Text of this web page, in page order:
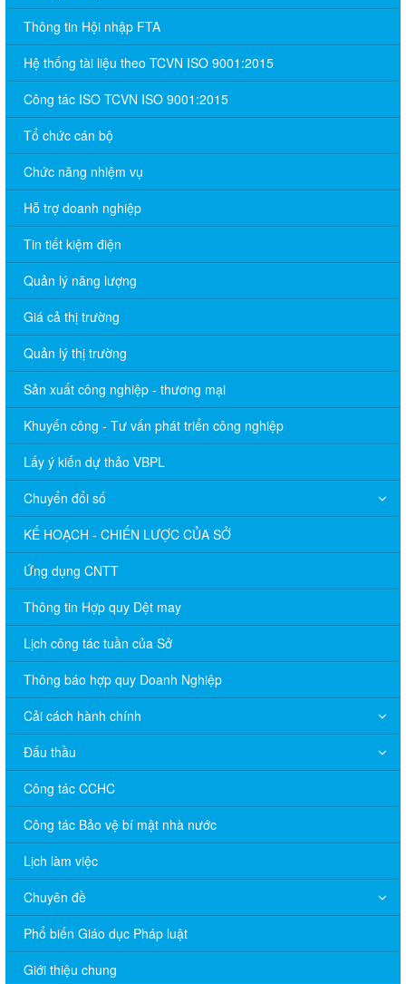
Thông tin Hội nhập FTA
Hệ thống tài liệu theo TCVN ISO 9001:2015
Công tác ISO TCVN ISO 9001:2015
Tổ chức cán bộ
Chức năng nhiệm vụ
Hỗ trợ doanh nghiệp
Tin tiết kiệm điện
Quản lý năng lượng
Giá cả thị trường
Quản lý thị trường
Sản xuất công nghiệp - thương mại
Khuyến công - Tư vấn phát triển công nghiệp
Lấy ý kiến dự thảo VBPL
Chuyển đổi số
KẾ HOẠCH - CHIẾN LƯỢC CỦA SỞ
Ứng dụng CNTT
Thông tin Hợp quy Dệt may
Lịch công tác tuần của Sở
Thông báo hợp quy Doanh Nghiệp
Cải cách hành chính
Đấu thầu
Công tác CCHC
Công tác Bảo vệ bí mật nhà nước
Lịch làm việc
Chuyên đề
Phổ biến Giáo dục Pháp luật
Giới thiệu chung